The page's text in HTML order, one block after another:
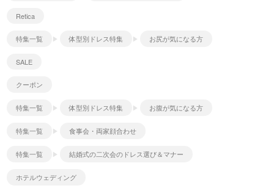
Retica
特集一覧 体型別ドレス特集 お尻が気になる方
SALE
クーポン
特集一覧 体型別ドレス特集 お腹が気になる方
特集一覧 食事会・両家顔合わせ
特集一覧 結婚式の二次会のドレス選び＆マナー
ホテルウェディング